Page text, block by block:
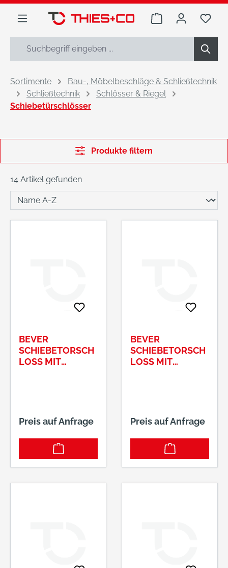
springen
Warenkorb Du
Sortimente
Bau-, Möbelbeschläge & Schließtechnik
Schließtechnik
Schlösser & Riegel
Schiebetürschlösser
Produkte filtern
14 Artikel gefunden
BEVER
SCHIEBETORSCH
LOSS MIT
50MM
Preis auf Anfrage
BEVER
SCHIEBETORSCH
LOSS MIT
60MM
Preis auf Anfrage